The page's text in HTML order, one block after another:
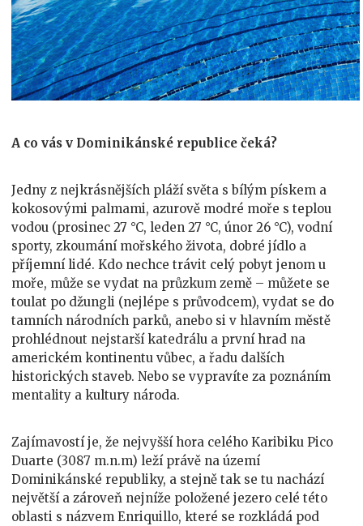
A co vás v Dominikánské republice čeká?
Jedny z nejkrásnějších pláží světa s bílým pískem a
kokosovými palmami, azurově modré moře s teplou
vodou (prosinec 27 °C, leden 27 °C, únor 26 °C), vodní
sporty, zkoumání mořského života, dobré jídlo a
příjemní lidé. Kdo nechce trávit celý pobyt jenom u
moře, může se vydat na průzkum země – můžete se
toulat po džungli (nejlépe s průvodcem), vydat se do
tamních národních parků, anebo si v hlavním městě
prohlédnout nejstarší katedrálu a první hrad na
americkém kontinentu vůbec, a řadu dalších
historických staveb. Nebo se vypravíte za poznáním
mentality a kultury národa.
Zajímavostí je, že nejvyšší hora celého Karibiku Pico
Duarte (3087 m.n.m) leží právě na území
Dominikánské republiky, a stejně tak se tu nachází
největší a zároveň nejníže položené jezero celé této
oblasti s názvem Enriquillo, které se rozkládá pod